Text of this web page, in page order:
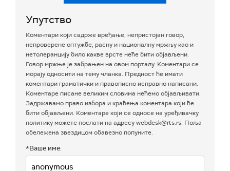
Упутство
Коментари који садрже вређање, непристојан говор,
непроверене оптужбе, расну и националну мржњу као и
нетолеранцију било какве врсте неће бити објављени.
Говор мржње је забрањен на овом порталу. Коментари се
морају односити на тему чланка. Предност ће имати
коментари граматички и правописно исправно написани.
Коментаре писане великим словима нећемо објављивати.
Задржавамо право избора и краћења коментара који ће
бити објављени. Коментаре који се односе на уређивачку
политику можете послати на адресу webdesk@rts.rs. Поља
обележена звездицом обавезно попуните.
*Ваше име: